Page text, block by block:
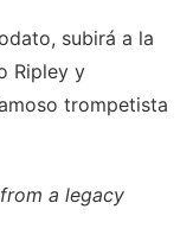
subirá a la
Ripley y
trompetista
a legacy